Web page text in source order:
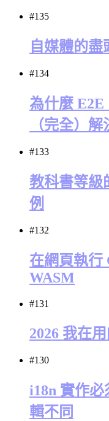
#135
自媒體的盡
#134
為什麼
（完全）
#133
教科書等級
例
#132
在網頁執行
WASM
#131
2026 我在
#130
i18n 實作
輯不同